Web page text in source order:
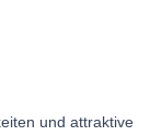
und attraktive